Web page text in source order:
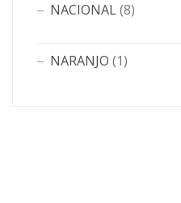
NACIONAL(8)
NARANJO (1)